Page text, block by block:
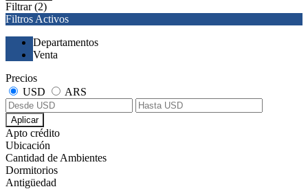
Filtrar (2)
Filtros Activos
Departamentos
Venta
Precios
USD
ARS
Aplicar
Apto crédito
Ubicación
Cantidad de Ambientes
Dormitorios
Antigüedad